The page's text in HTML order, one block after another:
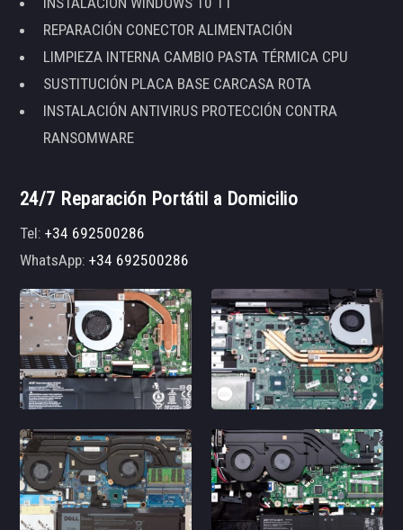
REPARACIÓN CONECTOR ALIMENTACIÓN
LIMPIEZA INTERNA CAMBIO PASTA TÉRMICA CPU
SUSTITUCIÓN PLACA BASE CARCASA ROTA
INSTALACIÓN ANTIVIRUS PROTECCIÓN CONTRA
RANSOMWARE
24/7 Reparación Portátil a Domicilio
Tel:+34 692500286
WhatsApp:+34 692500286